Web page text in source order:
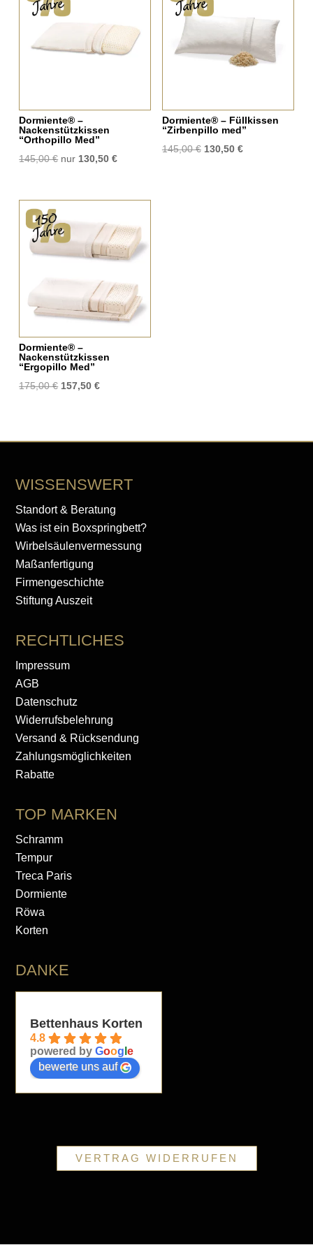
Dormiente® –
Nackenstützkissen
“Orthopillo Med”
145,00€ Ursprünglicher
nur 130,50€Aktueller
Dormiente® – Füllkissen
“Zirbenpillo med”
145,00€ Ursprünglicher
130,50 €Aktueller
Dormiente® –
Nackenstützkissen
“Ergopillo Med”
175,00€ Ursprünglicher
175,00 €
157,50€Aktueller
157,50 €.
WISSENSWERT
Standort & Beratung
Was ist ein Boxspringbett?
Wirbelsäulenvermessung
Maßanfertigung
Firmengeschichte
Stiftung Auszeit
RECHTLICHES
Impressum
AGB
Datenschutz
Widerrufsbelehrung
Versand & Rücksendung
Zahlungsmöglichkeiten
Rabatte
TOP MARKEN
Schramm
Tempur
Treca Paris
Dormiente
Röwa
Korten
DANKE
Bettenhaus Korten
4.8
powered byGoog le
bewerte uns auf
VERTRAG WIDERRUFEN